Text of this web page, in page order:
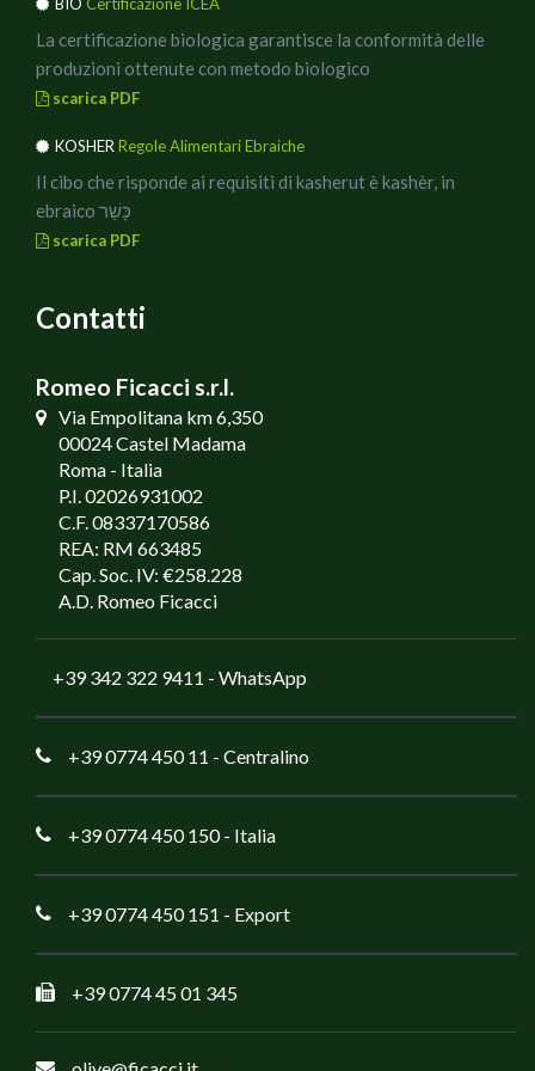
Buon Appetito!!
BIO Certificazione ICEA
La certificazione biologica garantisce la conformità delle
produzioni ottenute con metodo biologico
scarica PDF
KOSHERRegole Alimentari Ebraiche
Il cibo che risponde ai requisiti di kasherut è kashèr, in
ebraico כָּשֵׁר
scarica PDF
Contatti
Romeo Ficacci s.r.l.
Via Empolitana km 6,350
00024 Castel Madama
Roma - Italia
P.I. 02026931002
C.F. 08337170586
REA: RM 663485
Cap. Soc. IV: €258.228
A.D. Romeo Ficacci
+39 342 322 9411 - WhatsApp
+39 0774 450 11 - Centralino
+39 0774 450 150- Italia
+39 0774 450 151 - Export
+39 0774 45 01 345